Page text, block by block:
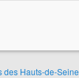
des Hauts-de-Seine